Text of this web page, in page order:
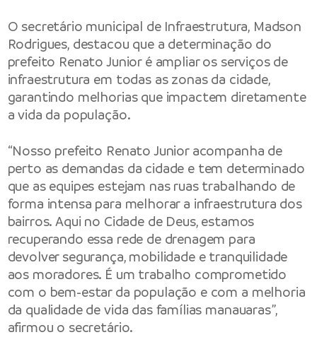
O secretário municipal de Infraestrutura, Madson
Rodrigues, destacou que a determinação do
prefeito Renato Junior é ampliar os serviços de
infraestrutura em todas as zonas da cidade,
garantindo melhorias que impactem diretamente
a vida da população.
“Nosso prefeito Renato Junior acompanha de
perto as demandas da cidade e tem determinado
que as equipes estejam nas ruas trabalhando de
forma intensa para melhorar a infraestrutura dos
bairros. Aqui no Cidade de Deus, estamos
recuperando essa rede de drenagem para
devolver segurança, mobilidade e tranquilidade
aos moradores. É um trabalho comprometido
com o bem-estar da população e com a melhoria
da qualidade de vida das famílias manauaras”,
afirmou o secretário.